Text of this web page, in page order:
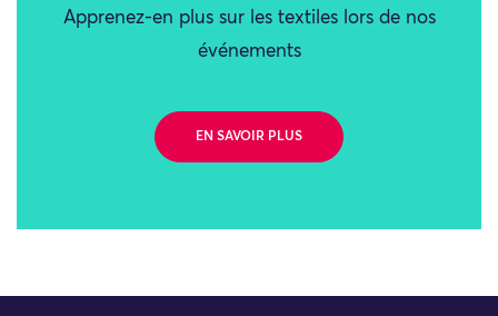
Apprenez-en plus sur les textiles lors de nos
événements
EN SAVOIR PLUS